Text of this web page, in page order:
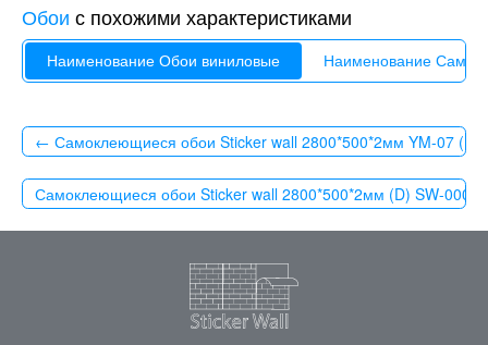
Обои с похожими характеристиками
Наименование Обои виниловые Наименование
← Самоклеющиеся обои Sticker wall 2800*500*2мм YM-07 (D)
Самоклеющиеся обои Sticker wall 2800*500*2мм (D) SW-